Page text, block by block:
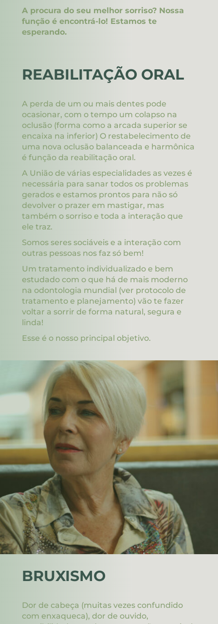
A procura do seu melhor sorriso? Nossa
função é encontrá-lo! Estamos te
esperando.
REABILITAÇÃO ORAL
A perda de um ou mais dentes pode
ocasionar, com o tempo um colapso na
oclusão (forma como a arcada superior se
encaixa na inferior) O restabelecimento de
uma nova oclusão balanceada e harmônica
é função da reabilitação oral.
A União de várias especialidades as vezes é
necessária para sanar todos os problemas
gerados e estamos prontos para não só
devolver o prazer em mastigar, mas
também o sorriso e toda a interação que
ele traz.
Somos seres sociáveis e a interação com
outras pessoas nos faz só bem!
Um tratamento individualizado e bem
estudado com o que há de mais moderno
na odontologia mundial (ver protocolo de
tratamento e planejamento) vão te fazer
voltar a sorrir de forma natural, segura e
linda!
Esse é o nosso principal objetivo.
BRUXISMO
Dor de cabeça (muitas vezes confundido
com enxaqueca), dor de ouvido,